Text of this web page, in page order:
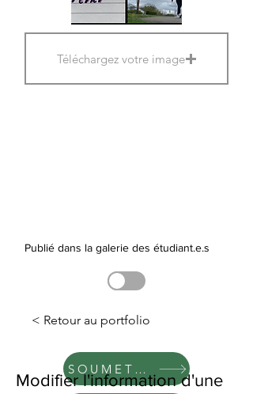
Téléchargez votre image
Publié dans la galerie des étudiant.e.s
SOUMETTRE
< Retour au portfolio
Modifier l'information d'une